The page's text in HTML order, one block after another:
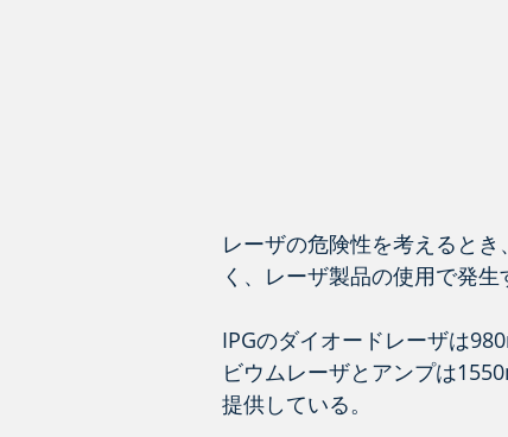
レーザの危険性を考えると
く、レーザ製品の使用で発
IPGのダイオードレーザは
ビウムレーザとアンプは
提供している。